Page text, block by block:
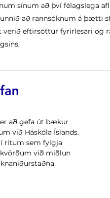
sínum að því félagslega
að rannsóknum á þætti
eftirsóttur fyrirlesari og
að gefa út bækur
við Háskóla Íslands.
ritum sem fylgja
við miðlun